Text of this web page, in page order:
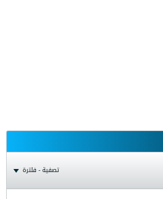
تصفية - فلترة